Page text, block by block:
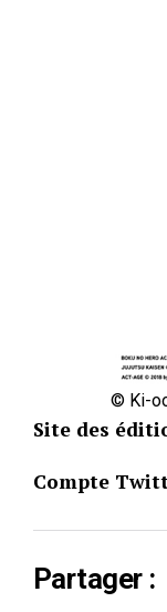
© Ki-
Site des
Compte
Partager :